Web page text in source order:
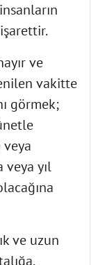
ve
vakitte
görmek;
veya
veya yıl
ve uzun